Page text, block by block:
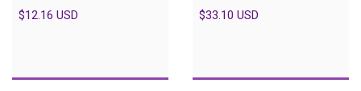
$12.16 USD $33.10 USD